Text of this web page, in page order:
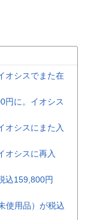
オシスでまた在
円に。イオシス
オシスにまた入
オシスに再入
込159,800円
使用品）が税込